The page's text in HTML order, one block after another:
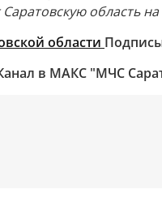
Саратовскую область
области
в МАКС "МЧС